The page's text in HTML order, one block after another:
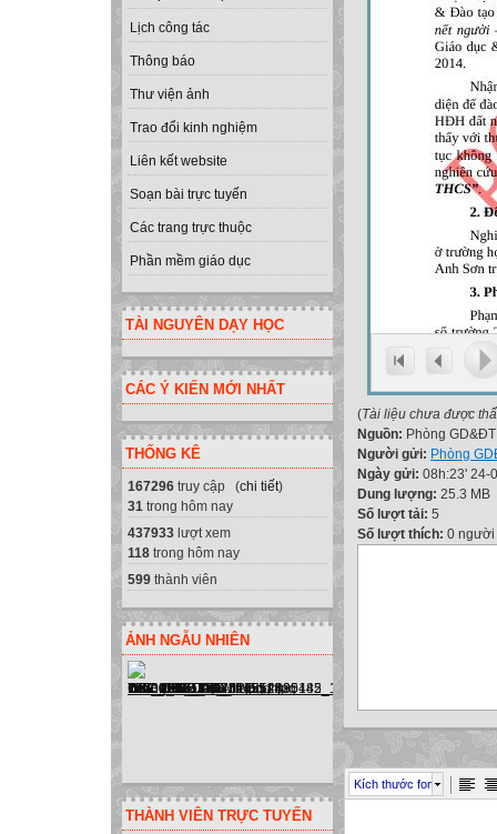
Lịch công tác
Thông báo
Thư viện ảnh
Trao đổi kinh nghiệm
Liên kết website
Soạn bài trực tuyến
Các trang trực thuộc
Phần mềm giáo dục
TÀI NGUYÊN DẠY HỌC
CÁC Ý KIẾN MỚI NHẤT
THỐNG KÊ
167296 truy cập (chi tiết)
31 trong hôm nay
437933 lượt xem
118 trong hôm nay
599 thành viên
ẢNH NGẪU NHIÊN
THÀNH VIÊN TRỰC TUYẾN
(Tài liệu chưa được
Nguồn: Phòng
Người gửi: Phòng
Ngày gửi: 08h:23' 24-
Dung lượng: 25.3 MB
Số lượt tải: 5
Số lượt thích: 0 người
Kích thước font